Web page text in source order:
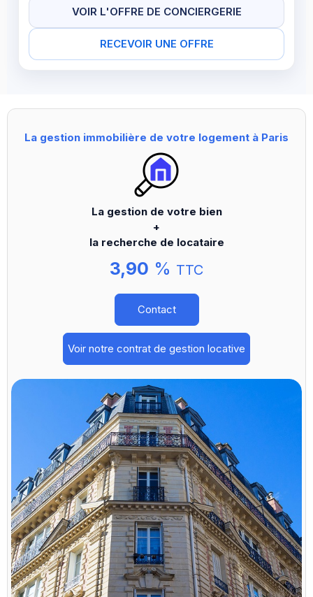
VOIR L'OFFRE DE CONCIERGERIE
RECEVOIR UNE OFFRE
La gestion immobilière de votre logement à Paris
La gestion de votre bien
+
la recherche de locataire
3,90 % TTC
Contact
Voir notre contrat de gestion locative